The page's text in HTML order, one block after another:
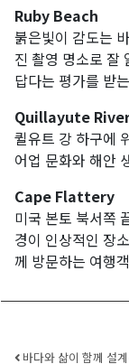
Ruby Beach
붉은빛이 감도는
진 촬영 명소로 잘
답다는 평가를 받
Quillayute
퀼유트 강 하구에
어업 문화와 해안
Cape Flattery
미국 본토 북서쪽
경이 인상적인 장
께 방문하는 여행
바다와 삶이 함께 설